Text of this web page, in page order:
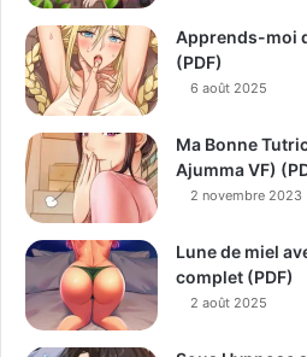
Apprends-moi
(PDF)
6 août 2025
Ma Bonne
Ajumma VF)
2 novembre 2023
Lune de miel
complet (PDF)
2 août 2025